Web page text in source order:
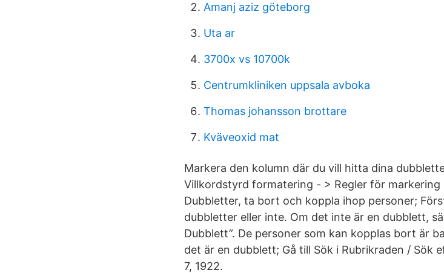
Amanj aziz göteborg
Uta ar
3700x vs 10700k
Centrumkliniken uppsala avboka
Thomas johansson brottare
Kväveoxid mat
Markera den kolumn där du vill hitta dina
Villkordstyrd formatering - > Regler för markering
Dubbletter, ta bort och koppla ihop personer;
dubbletter eller inte. Om det inte är en dubblett,
Dubblett”. De personer som kan kopplas bort är
det är en dubblett; Gå till Sök i Rubrikraden / Sök
7, 1922.